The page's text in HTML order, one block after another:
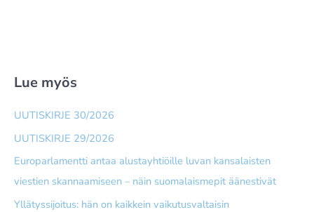
Lue myös
UUTISKIRJE 30/2026
UUTISKIRJE 29/2026
Europarlamentti antaa alusta­yhtiöille luvan kansalaisten
viestien skannaamiseen – näin suomalais­mepit äänestivät
Yllätyssijoitus: hän on kaikkein vaikutusvaltaisin